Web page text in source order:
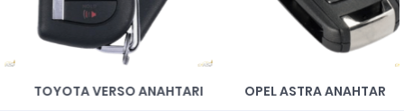
TOYOTA VERSO ANAHTARI OPEL ASTRA ANAHTAR